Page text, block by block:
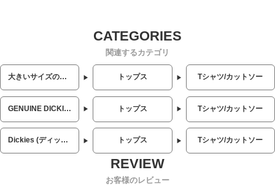
関連するカテゴリ
大きいサイズのメンズ服 トップス Tシャツ/カットソー
GENUINE DICKIES (ジェニュインディッキーズ) トップス Tシャツ/カットソー
Dickies (ディッキーズ) トップス Tシャツ/カットソー
お客様のレビュー